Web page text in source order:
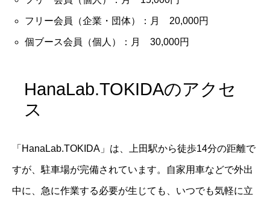
フリー会員（企業・団体）：月 20,000円
個ブース会員（個人）：月 30,000円
HanaLab.TOKIDAのアクセ
ス
「HanaLab.TOKIDA」は、上田駅から徒歩14分の距離で
すが、駐車場が完備されています。自家用車などで外出
中に、急に作業する必要が生じても、いつでも気軽に立